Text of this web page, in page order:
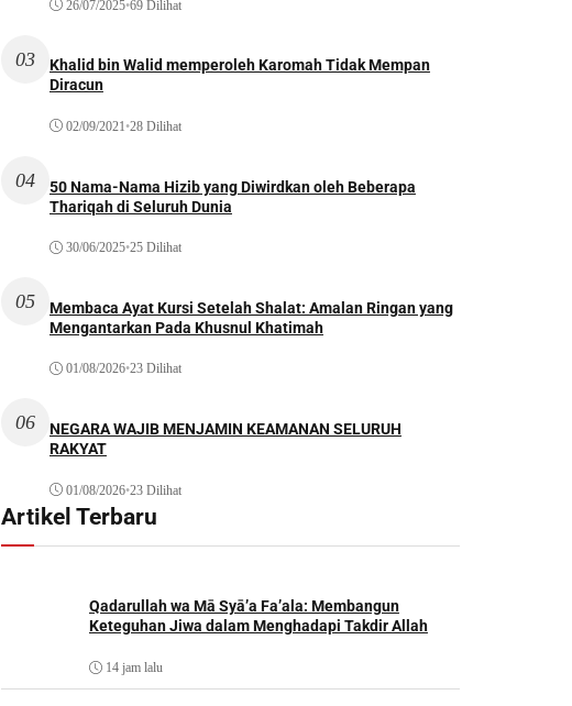
26/07/2025•69 Dilihat
03
Khalid bin Walid memperoleh Karomah Tidak Mempan
Diracun
02/09/2021•28 Dilihat
04
50 Nama-Nama Hizib yang Diwirdkan oleh Beberapa
Thariqah di Seluruh Dunia
30/06/2025•25 Dilihat
05
Membaca Ayat Kursi Setelah Shalat: Amalan Ringan yang
Mengantarkan Pada Khusnul Khatimah
01/08/2026•23 Dilihat
06
NEGARA WAJIB MENJAMIN KEAMANAN SELURUH
RAKYAT
01/08/2026•23 Dilihat
Artikel Terbaru
Qadarullah wa Mā Syā’a Fa’ala: Membangun
Keteguhan Jiwa dalam Menghadapi Takdir Allah
14 jam lalu